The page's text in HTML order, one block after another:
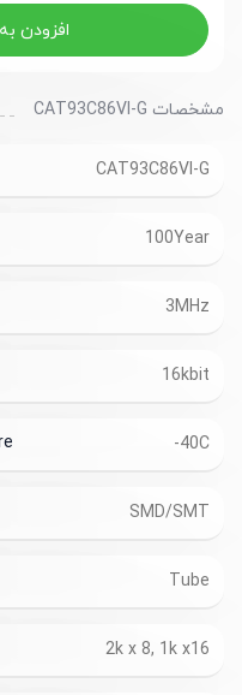
افزودن
مشخصات CAT93C86VI-G
CAT93C86VI-G
100Year
3MHz
16kbit
-40C
SMD/SMT
Tube
2k x 8, 1k x16